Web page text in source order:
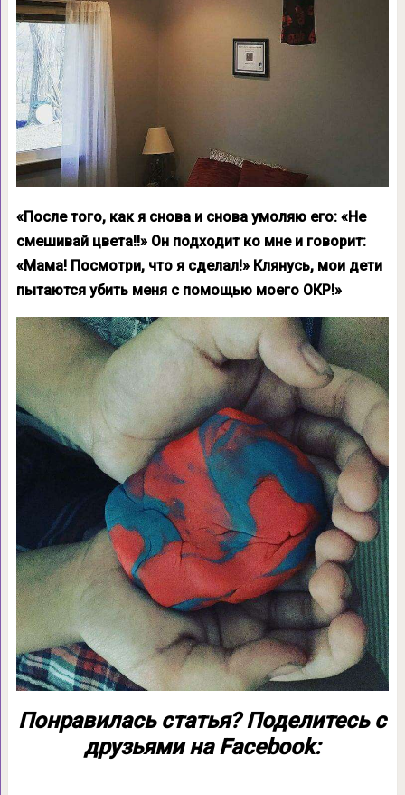
«После того, как я снова и снова умоляю его: «Не
смешивай цвета!!» Он подходит ко мне и говорит:
«Мама! Посмотри, что я сделал!» Клянусь, мои дети
пытаются убить меня с помощью моего ОКР!»
Понравилась статья? Поделитесь с
друзьями на Facebook: